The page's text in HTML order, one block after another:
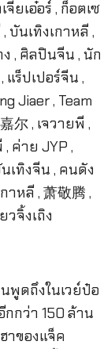
พูดถึงในเวย์ป๋อ
กว่า 150 ล้าน
ของแจ็ค